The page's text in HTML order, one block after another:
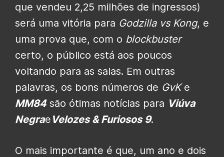
que vendeu 2,25 milhões de ingressos)
será uma vitória para Godzilla vs Kong, e
uma prova que, com o blockbuster
certo, o público está aos poucos
voltando para as salas. Em outras
palavras, os bons números de GvKe
MM84são ótimas notícias para Viúva
Negrae Velozes & Furiosos 9.
O mais importante é que, um ano e dois